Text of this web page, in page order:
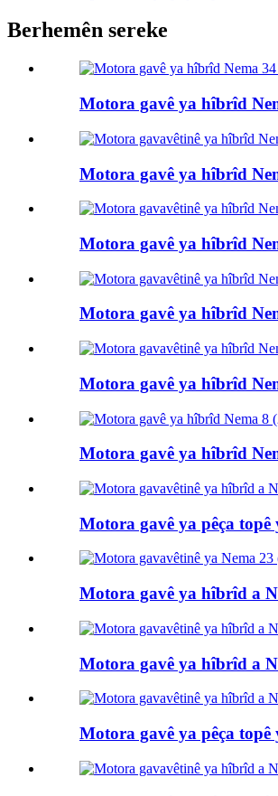
Berhemên sereke
Motora gavê ya hîbrîd
Motora gavê ya hîbrîd
Motora gavê ya hîbrîd
Motora gavê ya hîbrîd
Motora gavê ya hîbrîd
Motora gavê ya hîbrîd
Motora gavê ya pêça
Motora gavê ya hîbrîd a
Motora gavê ya hîbrîd a
Motora gavê ya pêça